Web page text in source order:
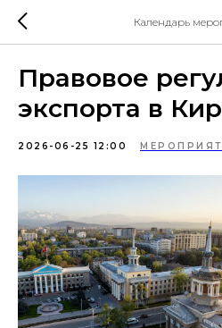
Календарь
Правовое
экспорта в
2026-06-25 12:00